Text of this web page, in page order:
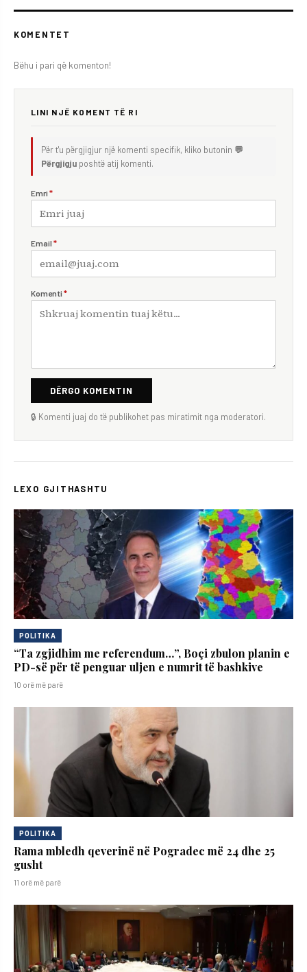
KOMENTET
Bëhu i pari që komenton!
LINI NJË KOMENT TË RI
Për t'u përgjigjur një komenti specifik, kliko butonin 💬
Përgjigju poshtë atij komenti.
Emri *
Email *
Komenti *
DËRGO KOMENTIN
🔒 Komenti juaj do të publikohet pas miratimit nga moderatori.
LEXO GJITHASHTU
POLITIKA
“Ta zgjidhim me referendum…”, Boçi zbulon planin e
PD-së për të penguar uljen e numrit të bashkive
10 orë më parë
POLITIKA
Rama mbledh qeverinë në Pogradec më 24 dhe 25
gusht
11 orë më parë